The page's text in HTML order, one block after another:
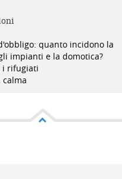
quanto incidono la
impianti e la domotica?
i rifugiati
calma